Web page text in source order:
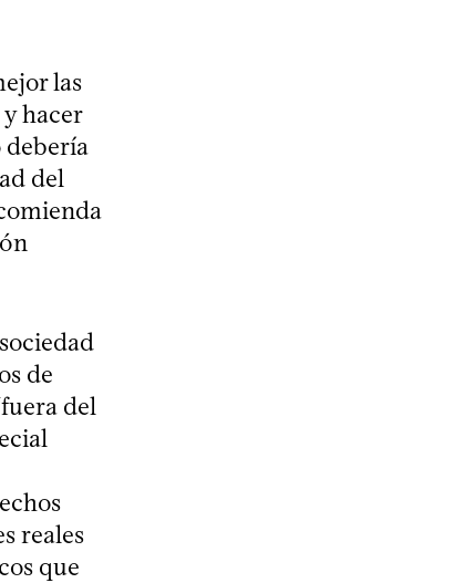
las
hacer
debería
del
de
del
reales
que